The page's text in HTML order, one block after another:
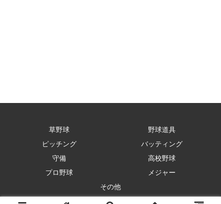
草野球
野球道具
ピッチング
バッティング
守備
高校野球
プロ野球
メジャー
その他